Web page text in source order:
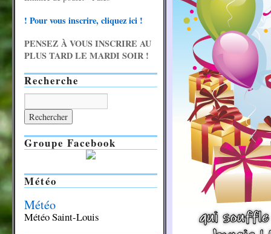
! Pour vous inscrire, cliquez ici !
PENSEZ À VOUS INSCRIRE AU
PLUS TARD LE MARDI SOIR !
Recherche
Groupe Facebook
Météo
Météo
Météo Saint-Louis